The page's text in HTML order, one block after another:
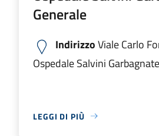
Generale
IndirizzoViale Carlo
Ospedale Salvini
LEGGI DI PIÙ